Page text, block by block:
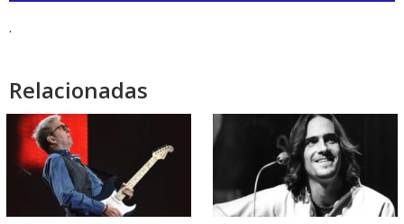
.
Relacionadas